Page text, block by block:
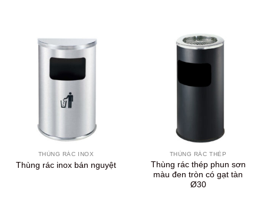
THÙNG RÁC INOX
Thùng rác inox bán nguyệt
THÙNG RÁC THÉP
Thùng rác thép phun sơn
màu đen tròn có gạt tàn
Ø30